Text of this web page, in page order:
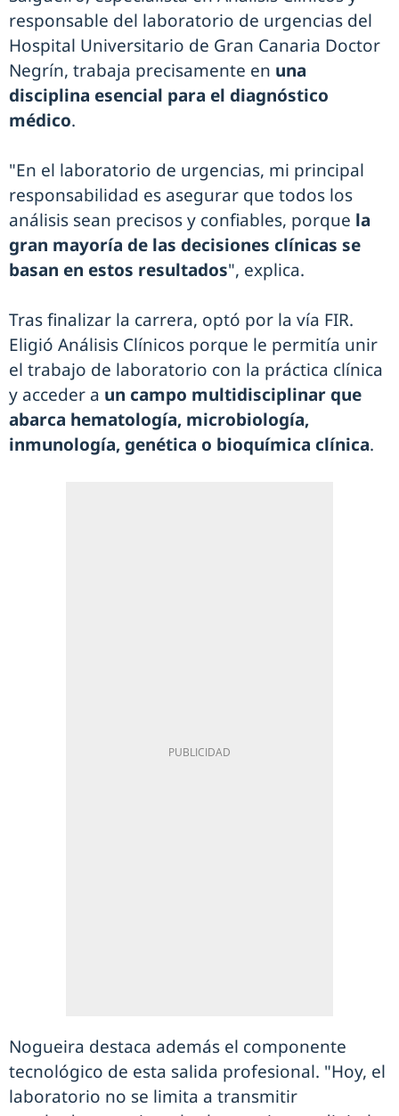
responsable del laboratorio de urgencias del
Hospital Universitario de Gran Canaria Doctor
Negrín, trabaja precisamente en una
disciplina esencial para el diagnóstico
médico.
"En el laboratorio de urgencias, mi principal
responsabilidad es asegurar que todos los
análisis sean precisos y confiables, porque la
gran mayoría de las decisiones clínicas se
basan en estos resultados", explica.
Tras finalizar la carrera, optó por la vía FIR.
Eligió Análisis Clínicos porque le permitía unir
el trabajo de laboratorio con la práctica clínica
y acceder a un campo multidisciplinar que
abarca hematología, microbiología,
inmunología, genética o bioquímica clínica.
Nogueira destaca además el componente
tecnológico de esta salida profesional. "Hoy, el
laboratorio no se limita a transmitir